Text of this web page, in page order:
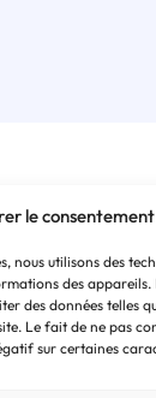
le consentement
nous utilisons des
des
des données telles
Le fait de ne pas
sur certaines
à une formation